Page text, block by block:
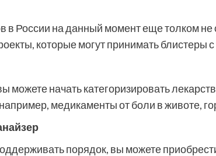
в России на данный момент еще толком не
которые могут принимать блистеры с
можете начать категоризировать
медикаменты от боли в животе,
порядок, вы можете